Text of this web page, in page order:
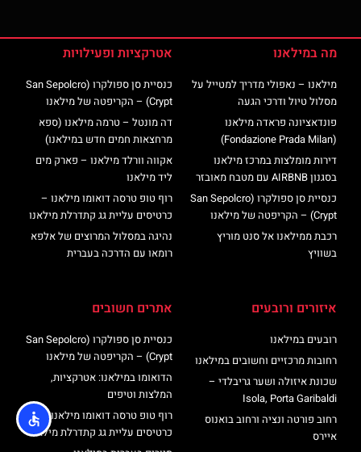
מה במילאנו
מילאנו – נאפולי מדריך למטייל על
מסלול טיול ודרכי הגעה
פונדאציונה פראדה מילאנו
(Fondazione Prada Milan)
דירות מומלצות במרכז מילאנו
בסגנון AIRBNB עם מטבח מאובזר
כנסיית סן ספולקרו (San Sepolcro
Crypt) – הקריפטה של מילאנו
רכבת ממילאנו אל סנט מוריץ
בשוויץ
אטרקציות ופעילויות
כנסיית סן ספולקרו (San Sepolcro
Crypt) – הקריפטה של מילאנו
דה מונטל – טרמה מילאנו (ספא
מרחצאות חמים חדש במילאנו)
אקווה וורלד מילאנו – פארק מים
ליד מילאנו
רוף טופ טרסה דואומו מילאנו –
כרטיסים עליית גג קתדרלת מילאנו
נהיגה במסלול המרוצים של אלפא
רומאו עם הדרכה בעברית
איזורים ורובעים
רובעים במילאנו
רחובות מרכזיים וחשובים במילאנו
שכונת איזולה ושער גריבלדי –
Isola, Porta Garibaldi
רחוב פורטה ונציה ורחוב בואנוס
איירס
אתרים חשובים
כנסיית סן ספולקרו (San Sepolcro
Crypt) – הקריפטה של מילאנו
הדואומו במילאנו: אטרקציות,
המלצות וטיפים
רוף טופ טרסה דואומו מילאנו –
כרטיסים עליית גג קתדרלת מילאנו